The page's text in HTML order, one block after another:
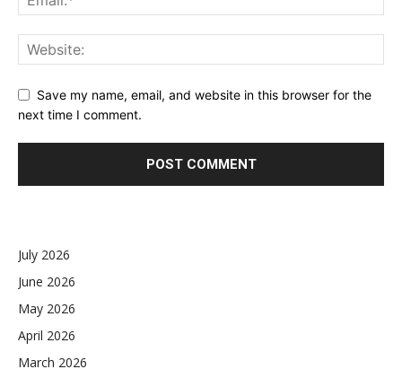
Save my name, email, and website in this browser for the
next time I comment.
July 2026
June 2026
May 2026
April 2026
March 2026